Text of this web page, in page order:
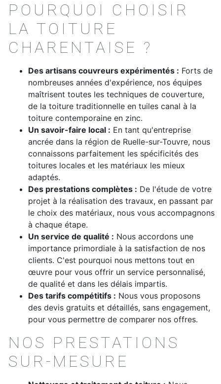
POURQUOI CHOISIR
LA TOITURE
CHARENTAISE ?
Des artisans couvreurs expérimentés : Forts de
nombreuses années d'expérience, nos équipes
maîtrisent toutes les techniques de couverture,
de la toiture traditionnelle en tuiles canal à la
toiture contemporaine en zinc.
Un savoir-faire local : En tant qu'entreprise
ancrée dans la région de Ruelle-sur-Touvre, nous
connaissons parfaitement les spécificités des
toitures locales et les matériaux les mieux
adaptés.
Des prestations complètes : De l'étude de votre
projet à la réalisation des travaux, en passant par
le choix des matériaux, nous vous accompagnons
à chaque étape.
Un service de qualité : Nous accordons une
importance primordiale à la satisfaction de nos
clients. C'est pourquoi nous mettons tout en
œuvre pour vous offrir un service personnalisé,
de qualité et dans les délais impartis.
Des tarifs compétitifs : Nous vous proposons
des devis gratuits et détaillés, sans engagement,
pour vous permettre de comparer nos offres.
NOS PRESTATIONS
SUR-MESURE